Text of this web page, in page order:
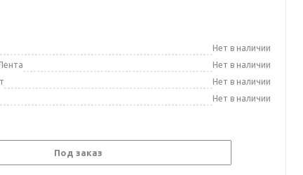
Нет в наличии
Нет в наличии
Нет в наличии
Нет в наличии
Под заказ